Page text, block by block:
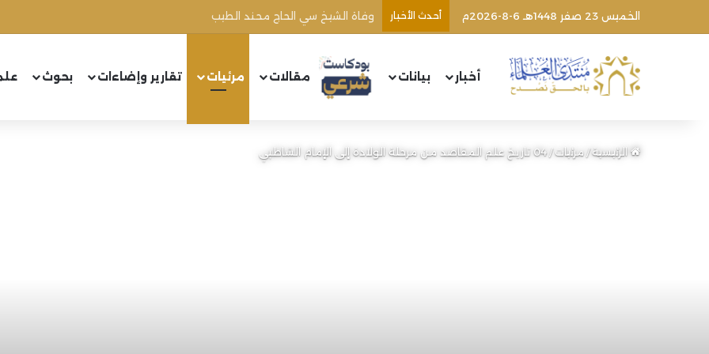
الخميس 23 صفر 1448هـ 6-8-2026م أحدث الأخبار وفاة الشيخ سي الحاج محند الطيب
أخبار بيانات مقالات مرئيات تقارير وإضاءات بحوث
الرئيسية/مرئيات/04 تاريخ علم المقاصد من مرحلة الولادة إلى الإمام الشاطبي